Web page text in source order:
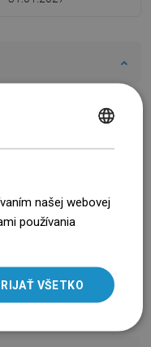
LITHUANIAN
ROMANIAN
našej webovej
používania
VŠETKO